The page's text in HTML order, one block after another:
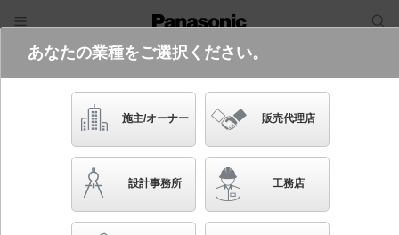
電気・建築設備（ビジネス）
フリーワード
品番・キーワード
XLY090ESW LE1
あなたの業種をご選択ください。
施主/オーナー 販売代理店
設計事務所 工務店